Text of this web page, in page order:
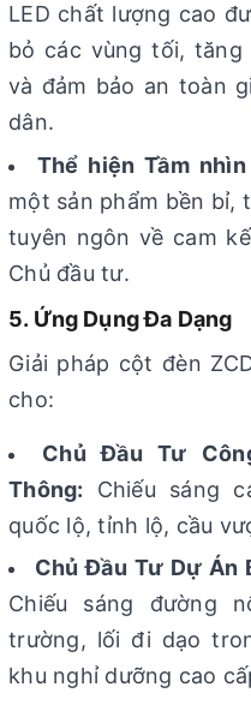
LED chất lượng cao
bỏ các vùng tối, tăng
và đảm bảo an toàn
dân.
Thể hiện Tầm
một sản phẩm bền bỉ,
tuyên ngôn về cam
Chủ đầu tư.
5. Ứng Dụng Đa Dạng
Giải pháp cột đèn
cho:
Chủ Đầu Tư
Thông: Chiếu sáng
quốc lộ, tỉnh lộ, cầu
Chủ Đầu Tư Dự Án
Chiếu sáng đường
trường, lối đi dạo
khu nghỉ dưỡng cao